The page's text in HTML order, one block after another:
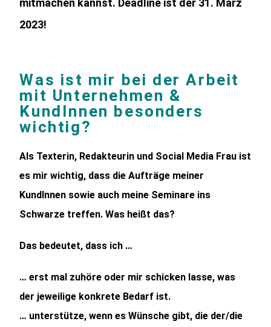
mitmachen kannst. Deadline ist der 31. März
2023!
Was ist mir bei der Arbeit
mit Unternehmen &
KundInnen besonders
wichtig?
Als Texterin, Redakteurin und Social Media Frau ist
es mir wichtig, dass die Aufträge meiner
KundInnen sowie auch meine Seminare ins
Schwarze treffen. Was heißt das?
Das bedeutet, dass ich …
… erst mal zuhöre oder mir schicken lasse, was
der jeweilige konkrete Bedarf ist.
… unterstütze, wenn es Wünsche gibt, die der/die